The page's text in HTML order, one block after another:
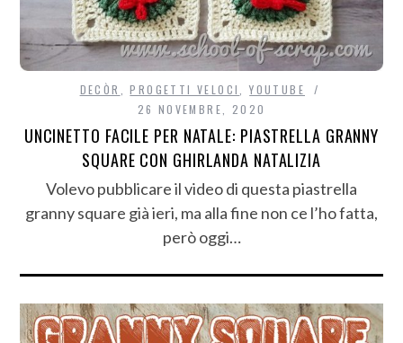
DECÒR ,PROGETTI VELOCI ,YOUTUBE
26 NOVEMBRE, 2020
UNCINETTO FACILE PER NATALE: PIASTRELLA GRANNY
SQUARE CON GHIRLANDA NATALIZIA
Volevo pubblicare il video di questa piastrella
granny square già ieri, ma alla fine non ce l’ho fatta,
però oggi…